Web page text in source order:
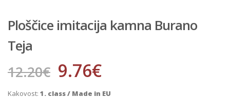
Ploščice imitacija kamna Burano
Teja
12.20€ 9.76€
Kakovost: 1. class / Made in EU